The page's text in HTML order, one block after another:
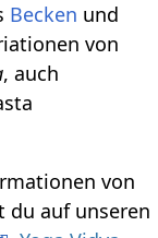
Becken und
von
, auch
von
du auf unseren